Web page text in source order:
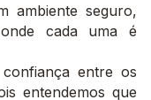
ambiente seguro,
cada uma é
entre os
entendemos que